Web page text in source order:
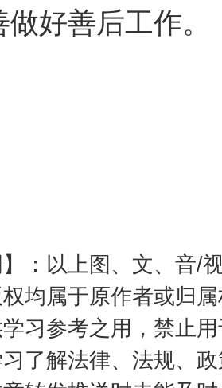
好善后工作。
】：以上图、文、音/
均属于原作者或归
习参考之用，禁止
了解法律、法规、